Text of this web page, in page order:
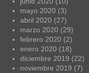
mayo 2020 (3)
abril 2020 (27)
marzo 2020 (29)
febrero 2020 (2)
enero 2020 (18)
diciembre 2019 (22)
noviembre 2019 (7)